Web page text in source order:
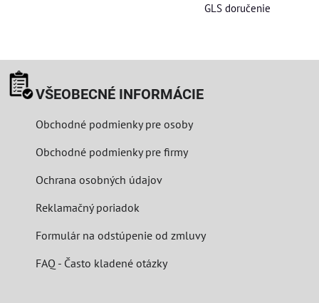
GLS doručenie
VŠEOBECNÉ INFORMÁCIE
Obchodné podmienky pre osoby
Obchodné podmienky pre firmy
Ochrana osobných údajov
Reklamačný poriadok
Formulár na odstúpenie od zmluvy
FAQ - Často kladené otázky